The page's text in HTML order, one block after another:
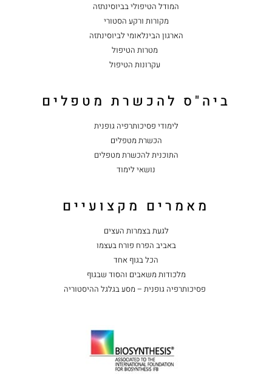
המודל הטיפולי בביוסינתזה
מקורות ורקע הסטורי
הארגון הבינלאומי לביוסינתזה
מטרות הטיפול
עקרונות הטיפול
ביה"ס להכשרת מטפלים
לימודי פסיכותרפיה גופנית
הכשרת מטפלים
התוכנית להכשרת מטפלים
נושאי לימוד
מאמרים מקצועיים
לגעת בצמרות העצים
באביב הפרח פורח בעצמו
הכל בגוף אחד
מלכודות משאבים והסוד שבגוף
פסיכותרפיה גופנית – מסע בגלגל ההיסטוריה